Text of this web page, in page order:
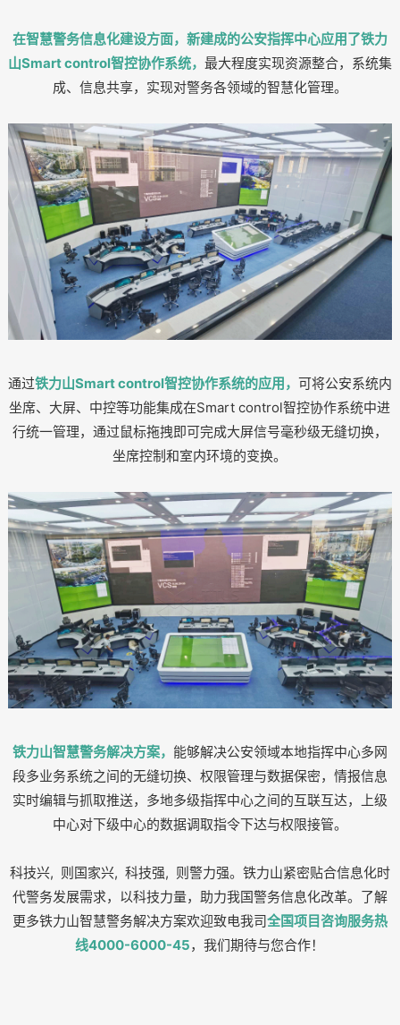
在智慧警务信息化建设方面，新建成的公安指挥中心应用了铁力
山Smart control智控协作系统， 最大程度实现资源整合，系统集
成、信息共享，实现对警务各领域的智慧化管理。
通过铁力山Smart control智控协作系统的应用， 可将公安系统内
坐席、大屏、中控等功能集成在Smart control智控协作系统中进
行统一管理，通过鼠标拖拽即可完成大屏信号毫秒级无缝切换，
坐席控制和室内环境的变换。
铁力山智慧警务解决方案， 能够解决公安领域本地指挥中心多网
段多业务系统之间的无缝切换、权限管理与数据保密，情报信息
实时编辑与抓取推送，多地多级指挥中心之间的互联互达，上级
中心对下级中心的数据调取指令下达与权限接管。
科技兴, 则国家兴, 科技强, 则警力强。铁力山紧密贴合信息化时
代警务发展需求，以科技力量，助力我国警务信息化改革。 了解
更多铁力山智慧警务解决方案欢迎致电我司全国项目咨询服务热
线4000-6000-45，我们期待与您合作！